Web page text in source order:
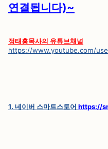
연결됩니다)~
정태홍목사의 유튜브채널
https://www.youtube.com/
1. 네이버 스마트스토어 https://